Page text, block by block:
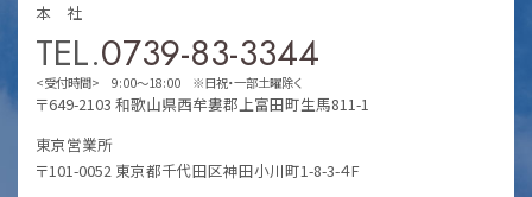
本 社
TEL.0739-83-3344
<受付時間> 9:00～18:00 ※日祝・一部土曜除く
〒649-2103 和歌山県西牟婁郡上富田町生馬811-1
東京営業所
〒101-0052 東京都千代田区神田小川町1-8-3-４F